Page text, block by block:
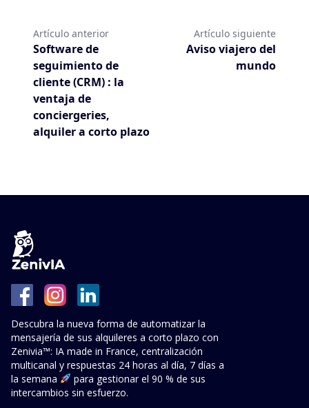
Artículo anterior
Software de
seguimiento de
cliente (CRM) : la
ventaja de
conciergeries,
alquiler a corto plazo
Artículo siguiente
Aviso viajero del
mundo
Descubra la nueva forma de automatizar la
mensajería de sus alquileres a corto plazo con
Zenivia™: IA made in France, centralización
multicanal y respuestas 24 horas al día, 7 días a
la semana
para gestionar el 90 % de sus
intercambios sin esfuerzo.